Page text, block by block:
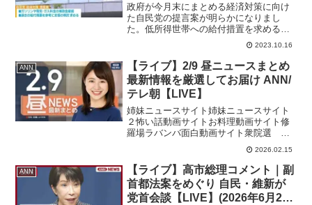
政府が今月末にまとめる経済対策に向け
た自民党の提言案が明らかになりまし
た。低所得世帯への給付措置を求める一
方で、所得税などの減税措置については
盛り込まない方針です。 提言案では、
ガソリンや電気・ガス料金などの補助金
の継続や物価高対策のための...
2023.10.16
ANN
【ライブ】2/9 昼ニュースまとめ
最新情報を厳選してお届け ANN/
テレ朝【LIVE】
姉妹ニュースサイト姉妹ニュースサイト
２怖い話動画サイトお料理動画サイト修
羅場ラバンバ面白動画サイト衆院選 自
民圧勝 戦後最多議席に 単独で3分の2を超
える自民圧勝“高市官邸”一強体制に政府・
与党は 消費減税などが焦点中道・野田
氏「私の器はだ...
2026.02.15
ANN
【ライブ】高市総理コメント｜副
首都法案をめぐり 自民・維新が
党首会談【LIVE】(2026年6月22